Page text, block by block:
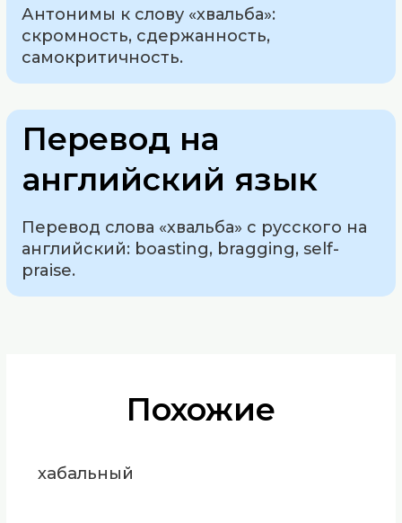
Антонимы к слову «хвальба»:
скромность, сдержанность,
самокритичность.
Перевод на
английский язык
Перевод слова «хвальба» с русского на
английский: boasting, bragging, self-
praise.
Похожие
хабальный